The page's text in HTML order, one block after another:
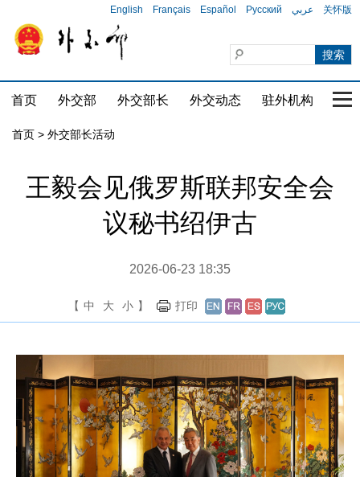
English Français Español Русский عربي 关怀版
首页 外交部 外交部长 外交动态 驻外机构 国
首页 > 外交部长活动
王毅会见俄罗斯联邦安全会
议秘书绍伊古
2026-06-23 18:35
【 中 大 小 】 打印